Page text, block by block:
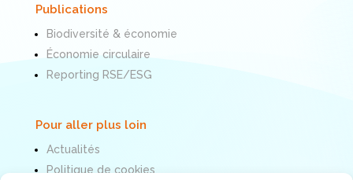
Publications
Biodiversité & économie
Économie circulaire
Reporting RSE/ESG
Pour aller plus loin
Actualités
Politique de cookies